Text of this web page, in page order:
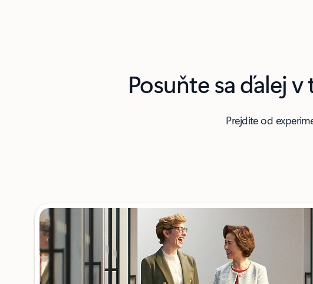
Posuňte sa ďalej
Prejdite od
Zobrazuje sa 1 – 2 z 3 snímok